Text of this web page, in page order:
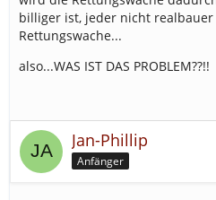
billiger ist, jeder nicht
Rettungswache...
also...WAS IST DAS PROBLEM??!!
Jan-Phillip
Anfänger